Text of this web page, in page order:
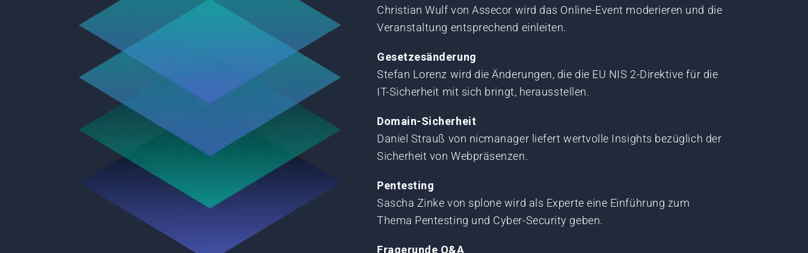
Christian Wulf von Assecor wird das Online-Event moderieren und die
Veranstaltung entsprechend einleiten.
Gesetzesänderung
Stefan Lorenz wird die Änderungen, die die EU NIS 2-Direktive für die
IT-Sicherheit mit sich bringt, herausstellen.
Domain-Sicherheit
Daniel Strauß von nicmanager liefert wertvolle Insights bezüglich der
Sicherheit von Webpräsenzen.
Pentesting
Sascha Zinke von splone wird als Experte eine Einführung zum
Thema Pentesting und Cyber-Security geben.
Fragerunde Q&A